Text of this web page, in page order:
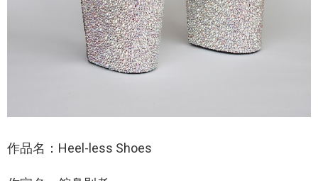
作品名：Heel-less Shoes